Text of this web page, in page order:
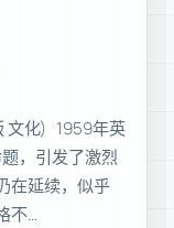
文化) 1959年英
，引发了激烈
在延续，似乎
不…